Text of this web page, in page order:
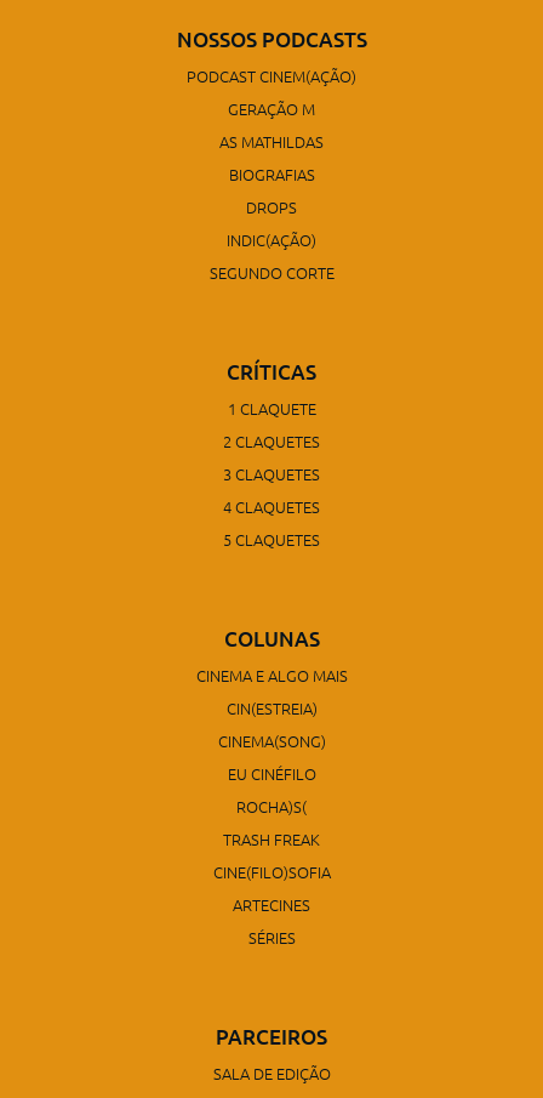
NOSSOS PODCASTS
PODCAST CINEM(AÇÃO)
GERAÇÃO M
AS MATHILDAS
BIOGRAFIAS
DROPS
INDIC(AÇÃO)
SEGUNDO CORTE
CRÍTICAS
1 CLAQUETE
2 CLAQUETES
3 CLAQUETES
4 CLAQUETES
5 CLAQUETES
COLUNAS
CINEMA E ALGO MAIS
CIN(ESTREIA)
CINEMA(SONG)
EU CINÉFILO
ROCHA)S(
TRASH FREAK
CINE(FILO)SOFIA
ARTECINES
SÉRIES
PARCEIROS
SALA DE EDIÇÃO